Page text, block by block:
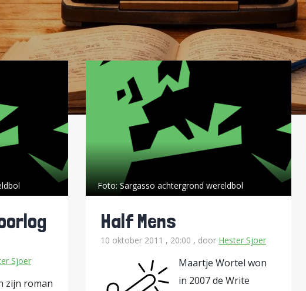
Sjoer
zijn roman
Foto:Sargasso achtergrond wereldbol
Half Mens
10 oktober 2011 , 20:00 , door Hester Sjoer
Maartje Wortel won
in 2007 de Write